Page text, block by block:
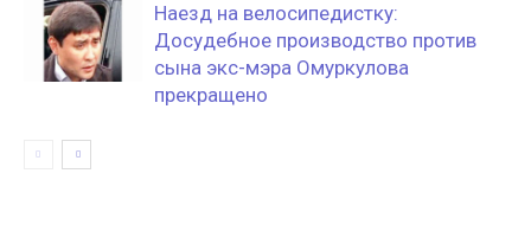
Наезд на велосипедистку:
Досудебное производство против
сына экс-мэра Омуркулова
прекращено